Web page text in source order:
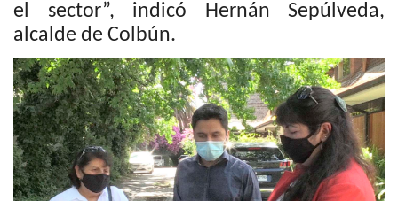
el sector”, indicó Hernán Sepúlveda,
alcalde de Colbún.